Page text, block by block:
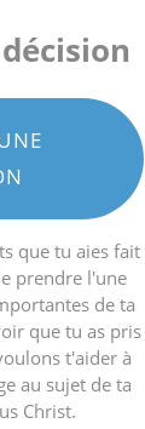
que tu aies fait
prendre l'une
de ta
que tu as pris
t'aider à
au sujet de ta
Christ.